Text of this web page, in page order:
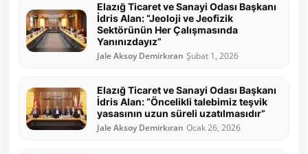
Elazığ Ticaret ve Sanayi Odası Başkanı
İdris Alan: “Jeoloji ve Jeofizik
Sektörünün Her Çalışmasında
Yanınızdayız”
Jale Aksoy Demirkıran Şubat 1, 2026
Elazığ Ticaret ve Sanayi Odası Başkanı
İdris Alan: “Öncelikli talebimiz teşvik
yasasının uzun süreli uzatılmasıdır”
Jale Aksoy Demirkıran Ocak 26, 2026